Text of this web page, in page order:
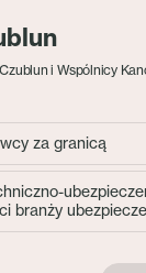
i Wspólnicy
za granicą
branży